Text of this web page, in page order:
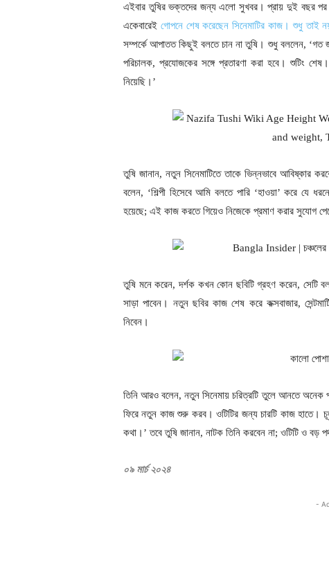
এইবার তুষির ভক্তদের জন্য এলো সুখবর। প্রায় দুই বছর পর
একেবারেই গোপনে শেষ করেছেন সিনেমাটির কাজ। শুধু তাই
সম্পর্কে আপাতত কিছুই বলতে চান না তুষি। শুধু বললেন, ‘গত
পরিচালক, প্রযোজকের সঙ্গে প্রতারণা করা হবে। শুটিং
নিয়েছি।’
তুষি জানান, নতুন সিনেমাটিতে তাকে ভিন্নভাবে আবিষ্কার
বলেন, ‘শিল্পী হিসেবে আমি বলতে পারি ‘হাওয়া’ করে যে
হয়েছে; এই কাজ করতে গিয়েও নিজেকে প্রমাণ করার সুযোগ
তুষি মনে করেন, দর্শক কখন কোন ছবিটি গ্রহণ করেন, সেটি
সাড়া পাবেন। নতুন ছবির কাজ শেষ করে কক্সবাজার,
নিবেন।
তিনি আরও বলেন, নতুন সিনেমায় চরিত্রটি তুলে আনতে অনেক
ফিরে নতুন কাজ শুরু করব। ওটিটির জন্য চারটি কাজ হাতে।
কথা।’ তবে তুষি জানান, নাটক তিনি করবেন না; ওটিটি ও বড়
০৯ মার্চ ২০২৪
-